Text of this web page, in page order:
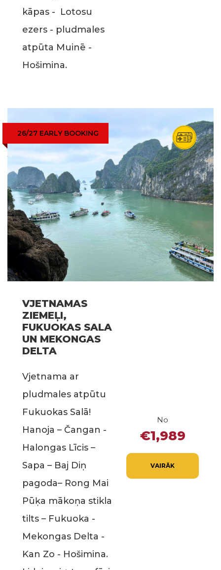
kāpas - Lotosu
ezers - pludmales
atpūta Muinē -
Hošimina.
26/27 EARLY BOOKING
VJETNAMAS
ZIEMEĻI,
FUKUOKAS SALA
UN MEKONGAS
DELTA
Vjetnama ar
pludmales atpūtu
Fukuokas Salā!
Hanoja – Čangan -
Halongas Līcis –
Sapa – Baj Diņ
pagoda– Rong Mai
Pūķa mākoņa stikla
tilts – Fukuoka -
Mekongas Delta -
Kan Zo - Hošimina.
No
€1,989
VAIRĀK